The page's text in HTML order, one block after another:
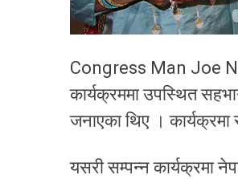
Congress Man Joe
कार्यक्रममा उपस्थित
जनाएका थिए ।
यसरी सम्पन्न कार्यक्रमा